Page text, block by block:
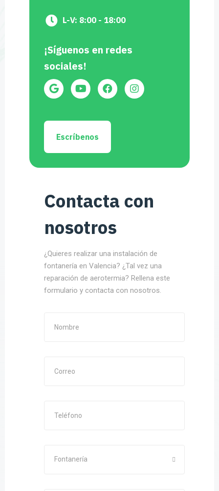
L-V: 8:00 - 18:00
¡Síguenos en redes
sociales!
Escríbenos
Contacta con
nosotros
¿Quieres realizar una instalación de
fontanería en Valencia? ¿Tal vez una
reparación de aerotermia? Rellena este
formulario y contacta con nosotros.
Fontanería